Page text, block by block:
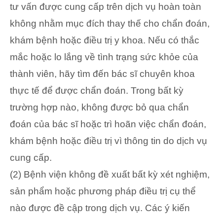
tư vấn được cung cấp trên dịch vụ hoàn toàn
không nhằm mục đích thay thế cho chẩn đoán,
khám bệnh hoặc điều trị y khoa. Nếu có thắc
mắc hoặc lo lắng về tình trạng sức khỏe của
thành viên, hãy tìm đến bác sĩ chuyên khoa
thực tế để được chẩn đoán. Trong bất kỳ
trường hợp nào, không được bỏ qua chẩn
đoán của bác sĩ hoặc trì hoãn việc chẩn đoán,
khám bệnh hoặc điều trị vì thông tin do dịch vụ
cung cấp.
(2) Bệnh viện không đề xuất bất kỳ xét nghiệm,
sản phẩm hoặc phương pháp điều trị cụ thể
nào được đề cập trong dịch vụ. Các ý kiến